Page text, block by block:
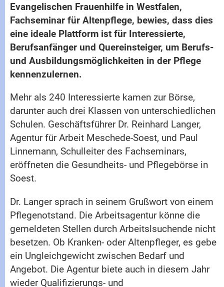
Evangelischen Frauenhilfe in Westfalen,
Fachseminar für Altenpflege, bewies, dass dies
eine ideale Plattform ist für Interessierte,
Berufsanfänger und Quereinsteiger, um Berufs-
und Ausbildungsmöglichkeiten in der Pflege
kennenzulernen.
Mehr als 240 Interessierte kamen zur Börse,
darunter auch drei Klassen von unterschiedlichen
Schulen. Geschäftsführer Dr. Reinhard Langer,
Agentur für Arbeit Meschede-Soest, und Paul
Linnemann, Schulleiter des Fachseminars,
eröffneten die Gesundheits- und Pflegebörse in
Soest.
Dr. Langer sprach in seinem Grußwort von einem
Pflegenotstand. Die Arbeitsagentur könne die
gemeldeten Stellen durch Arbeitslsuchende nicht
besetzen. Ob Kranken- oder Altenpfleger, es gebe
ein Ungleichgewicht zwischen Bedarf und
Angebot. Die Agentur biete auch in diesem Jahr
wieder Qualifizierungs- und